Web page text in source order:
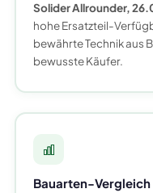
Solider Allrounder,
hohe Ersatzteil-
bewährte Technik aus
bewusste Käufer.
Bauarten-Vergleich